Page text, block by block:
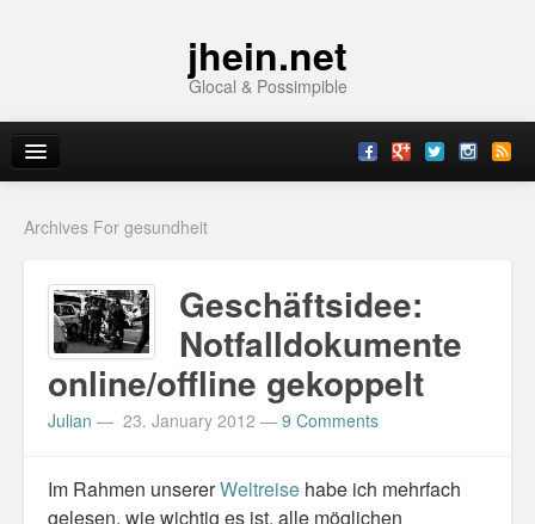
jhein.net
Glocal & Possimpible
Home
Archive
Sitemap
Contact
Imprint
Archives For gesundheit
Geschäftsidee:
Notfalldokumente
online/offline gekoppelt
Julian — 23. January 2012 — 9 Comments
Im Rahmen unsererWeltreise habe ich mehrfach
gelesen, wie wichtig es ist, alle möglichen